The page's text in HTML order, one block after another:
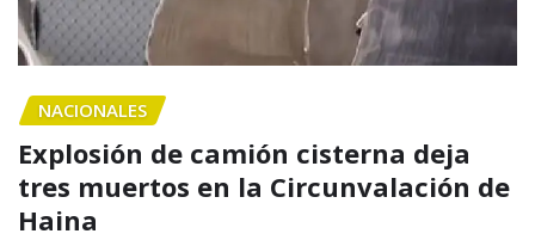
NACIONALES
Explosión de camión cisterna deja
tres muertos en la Circunvalación de
Haina